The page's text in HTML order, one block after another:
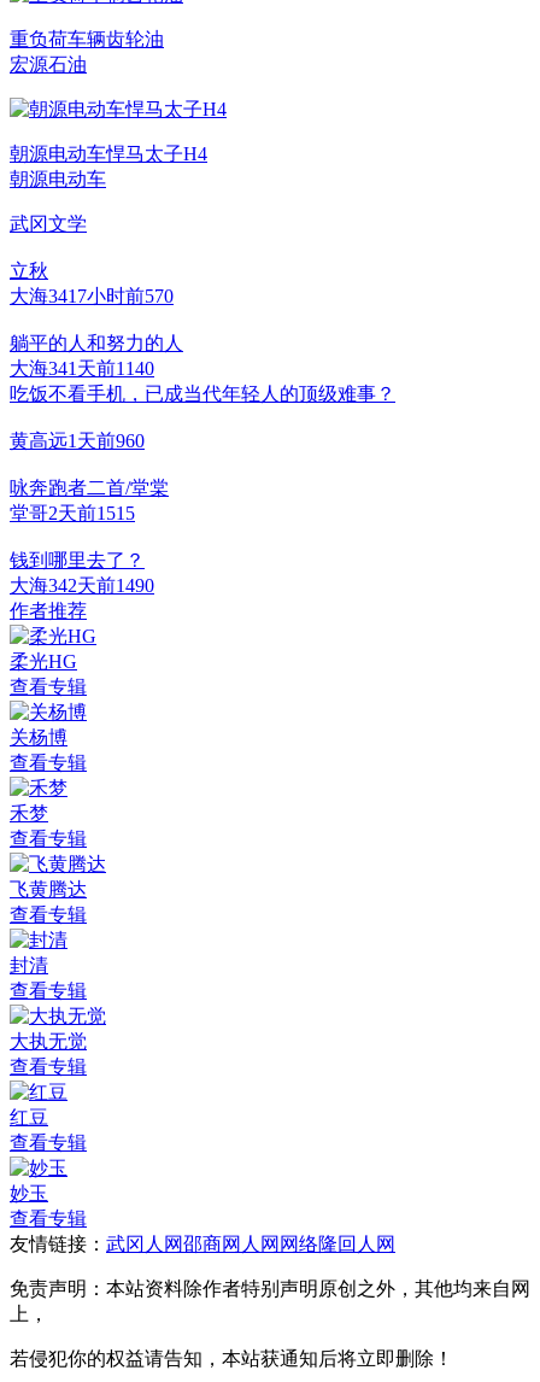
重负荷车辆齿轮油
宏源石油
朝源电动车悍马太子H4
朝源电动车
武冈文学
立秋
大海3417小时前570
躺平的人和努力的人
大海341天前1140
吃饭不看手机，已成当代年轻人的顶级难事？
黄高远1天前960
咏奔跑者二首/堂棠
堂哥2天前151 5
钱到哪里去了？
大海342天前1490
作者推荐
柔光HG
查看专辑
关杨博
查看专辑
禾梦
查看专辑
飞黄腾达
查看专辑
封清
查看专辑
大执无觉
查看专辑
红豆
查看专辑
妙玉
查看专辑
友情链接： 武冈人网邵商网 人网网络隆回人网
免责声明：本站资料除作者特别声明原创之外，其他均来自网
上，
若侵犯你的权益请告知，本站获通知后将立即删除！